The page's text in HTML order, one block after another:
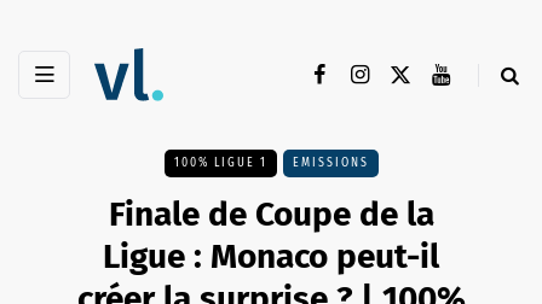
100% LIGUE 1 EMISSIONS
Finale de Coupe de la
Ligue : Monaco peut-il